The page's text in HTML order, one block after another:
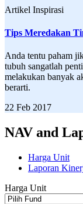
Artikel Inspirasi
Tips Meredakan
Anda tentu paham
tubuh sangatlah
melakukan banyak
berarti.
22 Feb 2017
NAV and
Harga Unit
Laporan
Harga Unit